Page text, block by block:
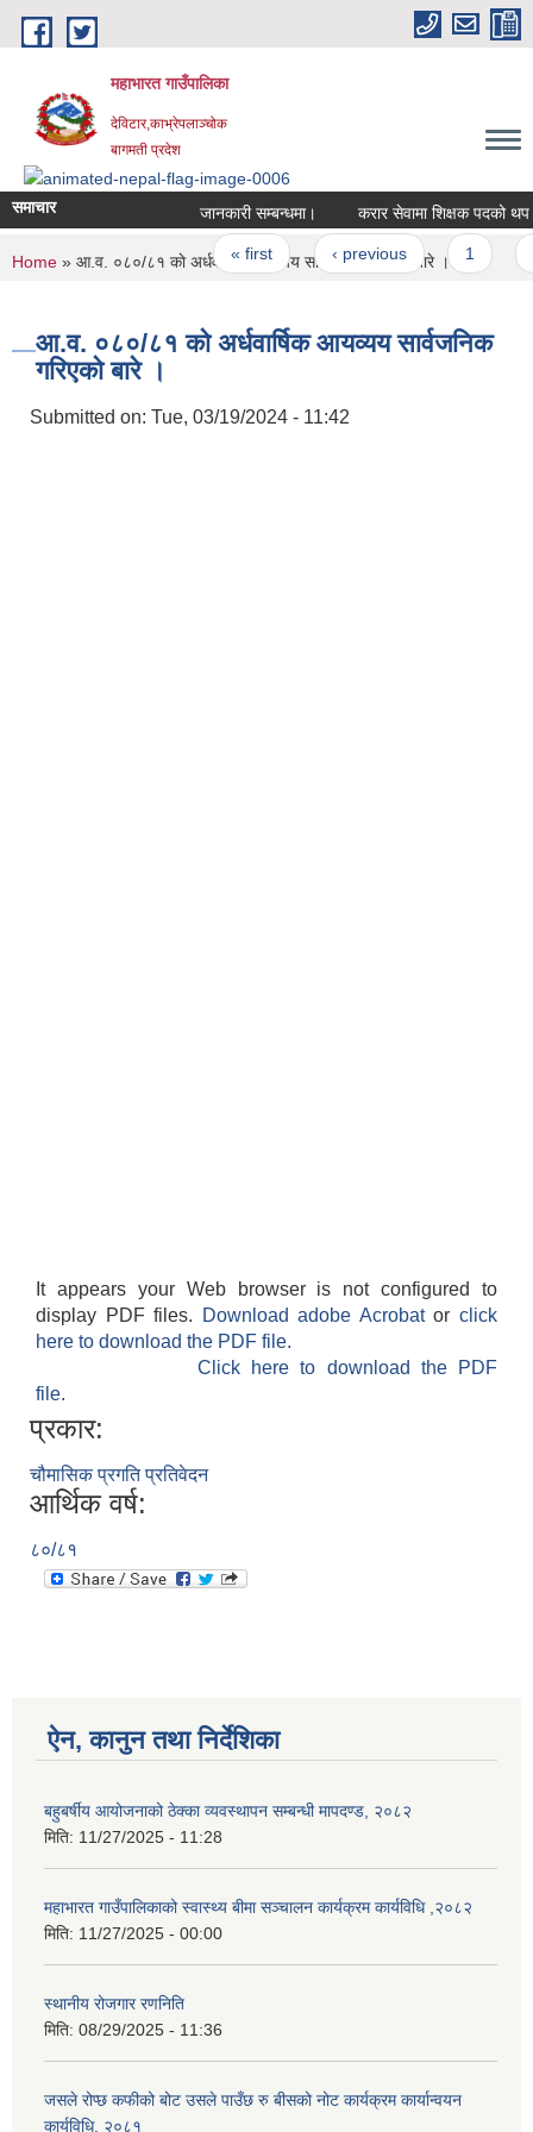
Skip to main content
महाभारत गाउँपालिका
देविटार,काभ्रेपलाञ्चोक
बागमती प्रदेश
समाचार जानकारी सम्बन्धमा। करार सेवामा शिक्षक पदको थप
Pages
« first ‹ previous
You are here
Home » आ.व. ०८०/८१ काे अर्धवार्षिक आयव्यय सार्वजनिक गरिएकाे बारे ।
आ.व. ०८०/८१ काे अर्धवार्षिक आयव्यय सार्वजनिक
गरिएकाे बारे ।
Submitted on: Tue, 03/19/2024 - 11:42
It appears your Web browser is not configured to
display PDF files.
Download adobe Acrobatorclick
here to download the PDF file.
Click here to download the PDF
file.
प्रकार:
चौमासिक प्रगति प्रतिवेदन
आर्थिक वर्ष:
८०/८१
ऐन, कानुन तथा निर्देशिका
बहुबर्षीय आयोजनाको ठेक्का व्यवस्थापन सम्बन्धी मापदण्ड, २०८२
मिति: 11/27/2025 - 11:28
महाभारत गाउँपालिकाको स्वास्थ्य बीमा सञ्चालन कार्यक्रम कार्यविधि ,२०८२
मिति: 11/27/2025 - 00:00
स्थानीय रोजगार रणनिति
मिति: 08/29/2025 - 11:36
जसले रोप्छ कफीको बोट उसले पाउँछ रु बीसको नोट कार्यक्रम कार्यान्वयन
कार्यविधि, २०८१